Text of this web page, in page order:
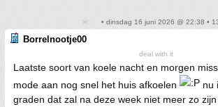
• dinsdag 16 juni 2026 @ 22:38 •
Borrelnootje00
deal with it
Laatste soort van koele nacht en morgen
mode aan nog snel het huis afkoelen
nu
graden dat zal na deze week niet meer zo